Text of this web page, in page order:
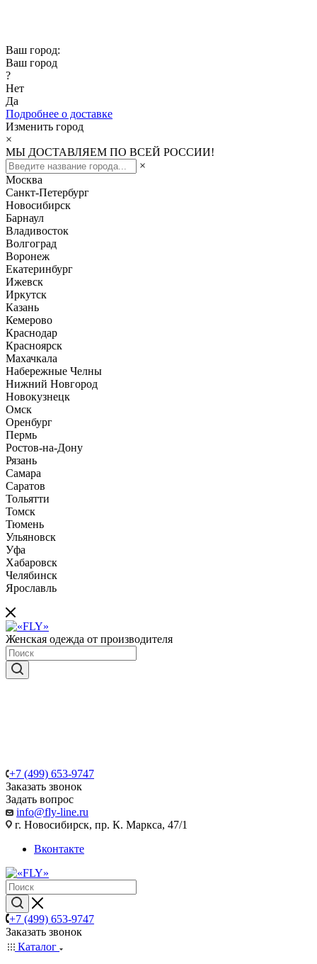
Ваш город:
Ваш город
?
Нет
Да
Подробнее о доставке
Изменить город
×
МЫ ДОСТАВЛЯЕМ ПО ВСЕЙ РОССИИ!
×
Москва
Санкт-Петербург
Новосибирск
Барнаул
Владивосток
Волгоград
Воронеж
Екатеринбург
Ижевск
Иркутск
Казань
Кемерово
Краснодар
Красноярск
Махачкала
Набережные Челны
Нижний Новгород
Новокузнецк
Омск
Оренбург
Пермь
Ростов-на-Дону
Рязань
Самара
Саратов
Тольятти
Томск
Тюмень
Ульяновск
Уфа
Хабаровск
Челябинск
Ярославль
Женская одежда от производителя
+7 (499) 653-9747
Заказать звонок
Задать вопрос
info@fly-line.ru
г. Новосибирск, пр. К. Маркса, 47/1
Вконтакте
+7 (499) 653-9747
Заказать звонок
Каталог